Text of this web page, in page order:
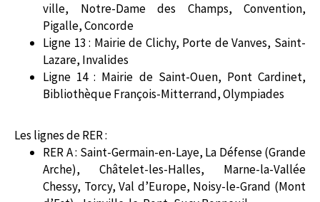
ville, Notre-Dame des Champs, Convention,
Pigalle, Concorde
Ligne 13 : Mairie de Clichy, Porte de Vanves, Saint-
Lazare, Invalides
Ligne 14 : Mairie de Saint-Ouen, Pont Cardinet,
Bibliothèque François-Mitterrand, Olympiades
Les lignes de RER :
RER A : Saint-Germain-en-Laye, La Défense (Grande
Arche), Châtelet-les-Halles, Marne-la-Vallée
Chessy, Torcy, Val d’Europe, Noisy-le-Grand (Mont